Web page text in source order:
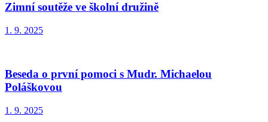
Zimní soutěže ve školní družině
1. 9. 2025
Beseda o první pomoci s Mudr. Michaelou
Poláškovou
1. 9. 2025